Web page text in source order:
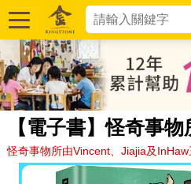
【電子書】怪奇事物
怪奇事物所由Vincent、Jiajia及InHaw